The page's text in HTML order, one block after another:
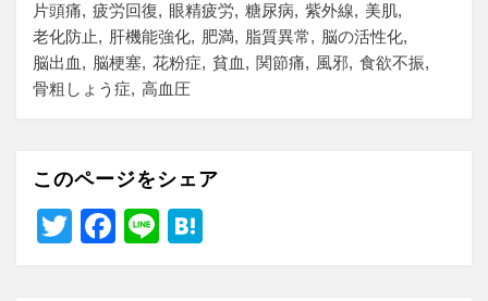
片頭痛
疲労回復 眼精疲労 糖尿病 紫外線
美肌
老化防止
肝機能強化 肥満 脂質異常
脳の活性化
脳出血
脳梗塞 花粉症 貧血 関節痛 風邪 食欲不振
骨粗しょう症
高血圧
このページをシェア
T
F
Li